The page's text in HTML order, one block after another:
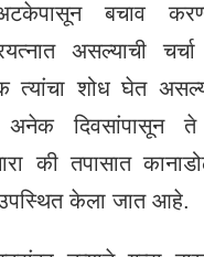
बचाव
असल्याची
त्यांचा शोध घेत
दिवसांपासून ते
की तपासात
केला जात आहे.